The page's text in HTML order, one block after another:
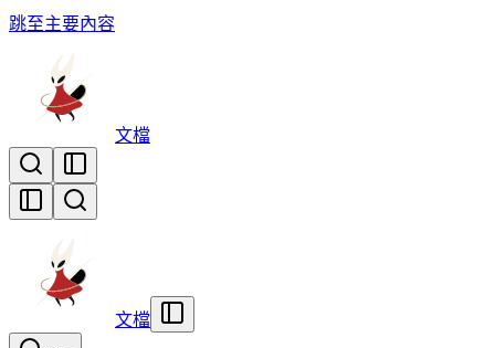
跳至主要內容
文檔
文檔